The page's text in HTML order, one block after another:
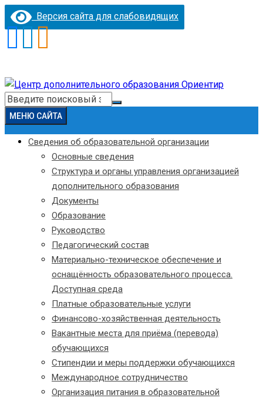
Версия сайта для слабовидящих
Перейти
к
содержимому
Искать:
МЕНЮ САЙТА
Сведения об образовательной организации
Основные сведения
Структура и органы управления организацией
дополнительного образования
Документы
Образование
Руководство
Педагогический состав
Материально-техническое обеспечение и
оснащённость образовательного процесса.
Доступная среда
Платные образовательные услуги
Финансово-хозяйственная деятельность
Вакантные места для приёма (перевода)
обучающихся
Стипендии и меры поддержки обучающихся
Международное сотрудничество
Организация питания в образовательной